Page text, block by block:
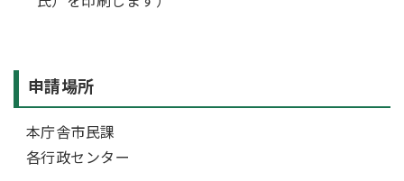
申請場所
本庁舎市民課
各行政センター